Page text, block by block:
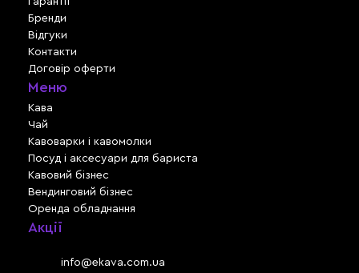
Бренди
Відгуки
Контакти
Договір оферти
Меню
Кава
Чай
Кавоварки і кавомолки
Посуд і аксесуари для бариста
Кавовий бізнес
Вендинговий бізнес
Оренда обладнання
Акції
info@ekava.com.ua